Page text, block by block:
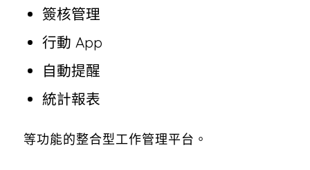
簽核管理
行動 App
自動提醒
統計報表
等功能的整合型工作管理平台。